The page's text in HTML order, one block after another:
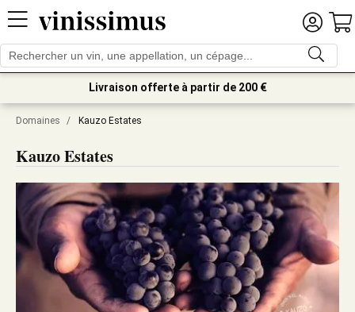
Livraison offerte à partir de 200 €
Domaines / Kauzo Estates
Kauzo Estates